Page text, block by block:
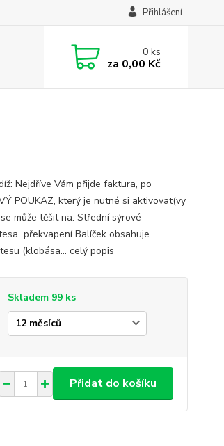
Přihlášení
0ks
za 0,00 Kč
Nejdříve Vám přijde faktura, po
POUKAZ, který je nutné si aktivovat(vy
může těšit na: Střední sýrové
překvapení Balíček obsahuje
(klobása... celý popis
Skladem 99 ks
Přidat do košíku